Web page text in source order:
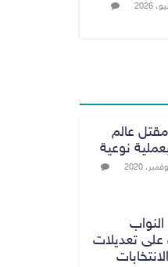
مقتل عالم
نوعية
تعديلات